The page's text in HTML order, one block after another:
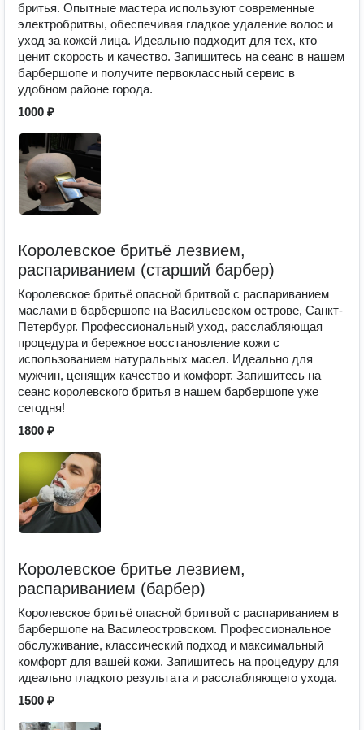
бритья. Опытные мастера используют современные
электробритвы, обеспечивая гладкое удаление волос и
уход за кожей лица. Идеально подходит для тех, кто
ценит скорость и качество. Запишитесь на сеанс в нашем
барбершопе и получите первоклассный сервис в
удобном районе города.
1000 ₽
Королевское бритьё лезвием,
распариванием (старший барбер)
Королевское бритьё опасной бритвой с распариванием
маслами в барбершопе на Васильевском острове, Санкт-
Петербург. Профессиональный уход, расслабляющая
процедура и бережное восстановление кожи с
использованием натуральных масел. Идеально для
мужчин, ценящих качество и комфорт. Запишитесь на
сеанс королевского бритья в нашем барбершопе уже
сегодня!
1800 ₽
Королевское бритье лезвием,
распариванием (барбер)
Королевское бритьё опасной бритвой с распариванием в
барбершопе на Василеостровском. Профессиональное
обслуживание, классический подход и максимальный
комфорт для вашей кожи. Запишитесь на процедуру для
идеально гладкого результата и расслабляющего ухода.
1500 ₽